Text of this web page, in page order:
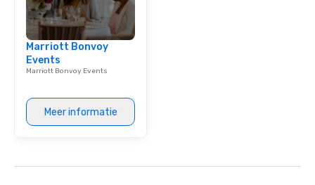
Marriott Bonvoy
Events
Marriott Bonvoy Events
Meer informatie